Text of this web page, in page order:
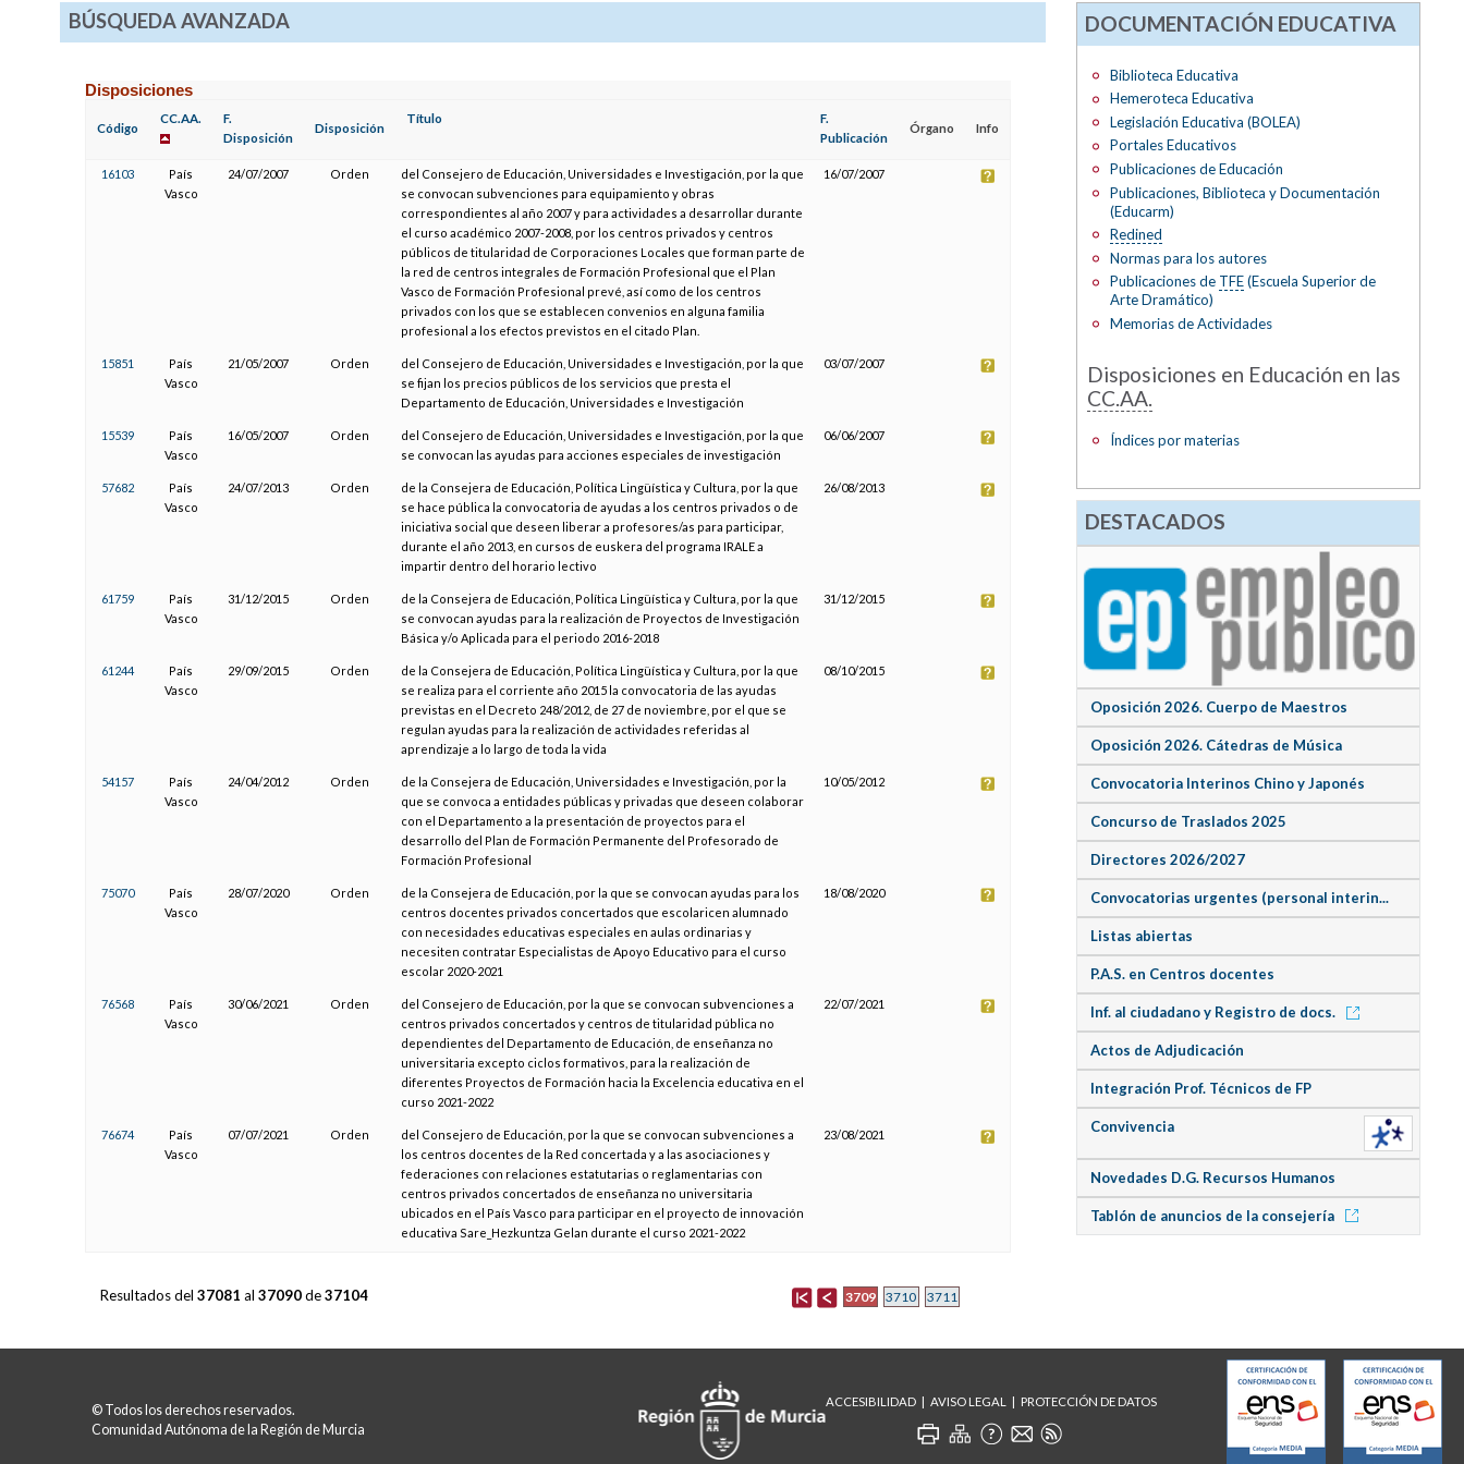
BÚSQUEDA AVANZADA
Disposiciones
Código
CC.AA.
F.
Disposición
Disposición
Título
F.
Publicación
Órgano Info
16103
País
Vasco
24/07/2007 Orden
del Consejero de Educación, Universidades e Investigación, por la que
se convocan subvenciones para equipamiento y obras
correspondientes al año 2007 y para actividades a desarrollar durante
el curso académico 2007-2008, por los centros privados y centros
públicos de titularidad de Corporaciones Locales que forman parte de
la red de centros integrales de Formación Profesional que el Plan
Vasco de Formación Profesional prevé, así como de los centros
privados con los que se establecen convenios en alguna familia
profesional a los efectos previstos en el citado Plan.
16/07/2007
15851
País
Vasco
21/05/2007 Orden
del Consejero de Educación, Universidades e Investigación, por la que
se fijan los precios públicos de los servicios que presta el
Departamento de Educación, Universidades e Investigación
03/07/2007
15539
País
Vasco
16/05/2007 Orden
del Consejero de Educación, Universidades e Investigación, por la que
se convocan las ayudas para acciones especiales de investigación
06/06/2007
57682
País
Vasco
24/07/2013 Orden
de la Consejera de Educación, Política Lingüística y Cultura, por la que
se hace pública la convocatoria de ayudas a los centros privados o de
iniciativa social que deseen liberar a profesores/as para participar,
durante el año 2013, en cursos de euskera del programa IRALE a
impartir dentro del horario lectivo
26/08/2013
61759
País
Vasco
31/12/2015 Orden
de la Consejera de Educación, Política Lingüística y Cultura, por la que
se convocan ayudas para la realización de Proyectos de Investigación
Básica y/o Aplicada para el periodo 2016-2018
31/12/2015
61244
País
Vasco
29/09/2015 Orden
de la Consejera de Educación, Política Lingüística y Cultura, por la que
se realiza para el corriente año 2015 la convocatoria de las ayudas
previstas en el Decreto 248/2012, de 27 de noviembre, por el que se
regulan ayudas para la realización de actividades referidas al
aprendizaje a lo largo de toda la vida
08/10/2015
54157
País
Vasco
24/04/2012 Orden
de la Consejera de Educación, Universidades e Investigación, por la
que se convoca a entidades públicas y privadas que deseen colaborar
con el Departamento a la presentación de proyectos para el
desarrollo del Plan de Formación Permanente del Profesorado de
Formación Profesional
10/05/2012
75070
País
Vasco
28/07/2020 Orden
de la Consejera de Educación, por la que se convocan ayudas para los
centros docentes privados concertados que escolaricen alumnado
con necesidades educativas especiales en aulas ordinarias y
necesiten contratar Especialistas de Apoyo Educativo para el curso
escolar 2020-2021
18/08/2020
76568
País
Vasco
30/06/2021 Orden
del Consejero de Educación, por la que se convocan subvenciones a
centros privados concertados y centros de titularidad pública no
dependientes del Departamento de Educación, de enseñanza no
universitaria excepto ciclos formativos, para la realización de
diferentes Proyectos de Formación hacia la Excelencia educativa en el
curso 2021-2022
22/07/2021
76674
País
Vasco
07/07/2021 Orden
del Consejero de Educación, por la que se convocan subvenciones a
los centros docentes de la Red concertada y a las asociaciones y
federaciones con relaciones estatutarias o reglamentarias con
centros privados concertados de enseñanza no universitaria
ubicados en el País Vasco para participar en el proyecto de innovación
educativa Sare_Hezkuntza Gelan durante el curso 2021-2022
23/08/2021
3709 3710 3711
Resultados del 37081 al 37090de37104
DOCUMENTACIÓN EDUCATIVA
Biblioteca Educativa
Hemeroteca Educativa
Legislación Educativa (BOLEA)
Portales Educativos
Publicaciones de Educación
Publicaciones, Biblioteca y Documentación
(Educarm)
Redined
Normas para los autores
Publicaciones de TFE(Escuela Superior de
Arte Dramático)
Memorias de Actividades
Disposiciones en Educación en las
CC.AA.
Índices por materias
DESTACADOS
Oposición 2026. Cuerpo de Maestros
Oposición 2026. Cátedras de Música
Convocatoria Interinos Chino y Japonés
Concurso de Traslados 2025
Directores 2026/2027
Convocatorias urgentes (personal interin...
Listas abiertas
P.A.S. en Centros docentes
Inf. al ciudadano y Registro de docs.
Actos de Adjudicación
Integración Prof. Técnicos de FP
Convivencia
Novedades D.G. Recursos Humanos
Tablón de anuncios de la consejería
© Todos los derechos reservados.
Comunidad Autónoma de la Región de Murcia
ACCESIBILIDAD AVISO LEGAL PROTECCIÓN DE DATOS